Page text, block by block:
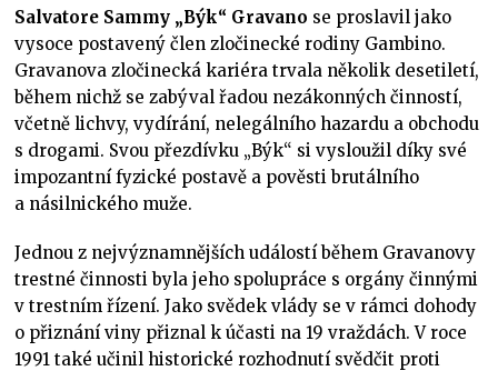
Salvatore Sammy „Býk“ Gravano se proslavil jako
vysoce postavený člen zločinecké rodiny Gambino.
Gravanova zločinecká kariéra trvala několik desetiletí,
během nichž se zabýval řadou nezákonných činností,
včetně lichvy, vydírání, nelegálního hazardu a obchodu
s drogami. Svou přezdívku „Býk“ si vysloužil díky své
impozantní fyzické postavě a pověsti brutálního
a násilnického muže.
Jednou z nejvýznamnějších událostí během Gravanovy
trestné činnosti byla jeho spolupráce s orgány činnými
v trestním řízení. Jako svědek vlády se v rámci dohody
o přiznání viny přiznal k účasti na 19 vraždách. V roce
1991 také učinil historické rozhodnutí svědčit proti